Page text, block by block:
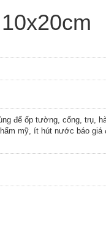
để ốp tường, cổng, trụ,
mỹ, ít hút nước báo giá